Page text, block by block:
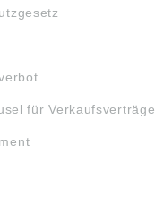
für Verkaufsverträge